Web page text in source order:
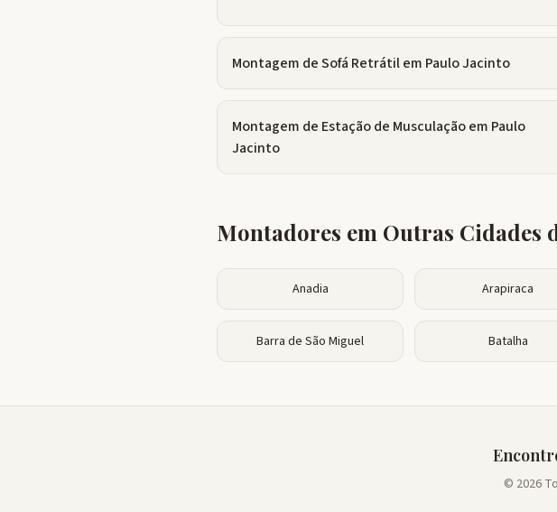
Montagem de Sofá Retrátilem Paulo Jacinto
Montagem de Estação de Musculaçãoem Paulo
Jacinto
Montadores em Outras Cidades
Anadia Arapiraca
Barra de São Miguel Batalha
© 2026